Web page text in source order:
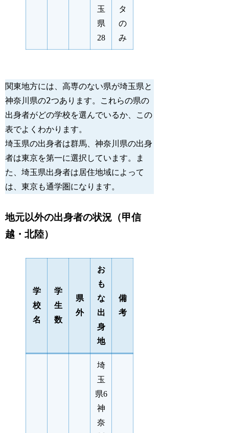
玉
県
28
タ
の
み
関東地方には、高専のない県が埼玉県と
神奈川県の2つあります。これらの県の
出身者がどの学校を選んでいるか、この
表でよくわかります。
埼玉県の出身者は群馬、神奈川県の出身
者は東京を第一に選択しています。ま
た、埼玉県出身者は居住地域によって
は、東京も通学圏になります。
地元以外の出身者の状況（甲信
越・北陸）
学
校
名
学
生
数
県
外
お
も
な
出
身
地
備
考
埼
玉
県6
神
奈